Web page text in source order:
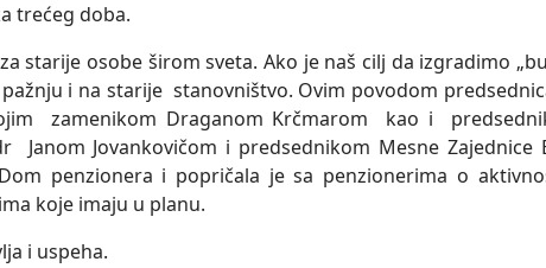
trećeg doba.
starije osobe širom sveta. Ako je naš cilj da izgradimo
i na starije stanovništvo. Ovim povodom
zamenikom Draganom Krčmarom kao i
Janom Jovankovičom i predsednikom Mesne Zajednice
penzionera i popričala je sa penzionerima o
koje imaju u planu.
i uspeha.